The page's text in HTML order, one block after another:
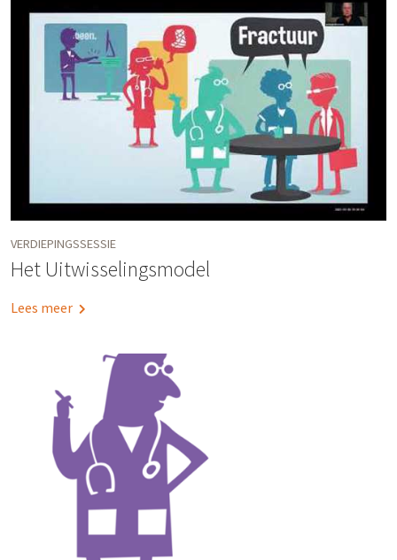
VERDIEPINGSSESSIE
Het Uitwisselingsmodel
Lees meer